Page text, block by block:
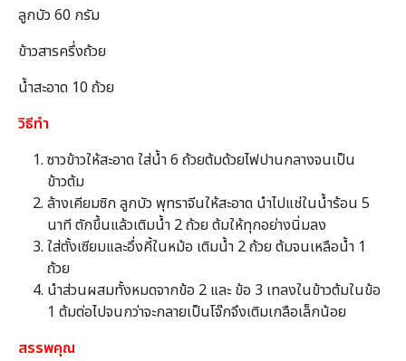
ลูกบัว 60 กรัม
ข้าวสารครึ่งถ้วย
น้ำสะอาด 10 ถ้วย
วิธีทำ
ซาวข้าวให้สะอาด ใส่น้ำ 6 ถ้วยต้มด้วยไฟปานกลางจนเป็น
ข้าวต้ม
ล้างเคียมซิก ลูกบัว พุทราจีนให้สะอาด นำไปแช่ในน้ำร้อน 5
นาที ตักขึ้นแล้วเติมน้ำ 2 ถ้วย ต้มให้ทุกอย่างนิ่มลง
ใส่ตั้งเซียมและอึ่งคี้ในหม้อ เติมน้ำ 2 ถ้วย ต้มจนเหลือน้ำ 1
ถ้วย
นำส่วนผสมทั้งหมดจากข้อ 2 และ ข้อ 3 เทลงในข้าวต้มในข้อ
1 ต้มต่อไปจนกว่าจะกลายเป็นโจ๊กจึงเติมเกลือเล็กน้อย
สรรพคุณ